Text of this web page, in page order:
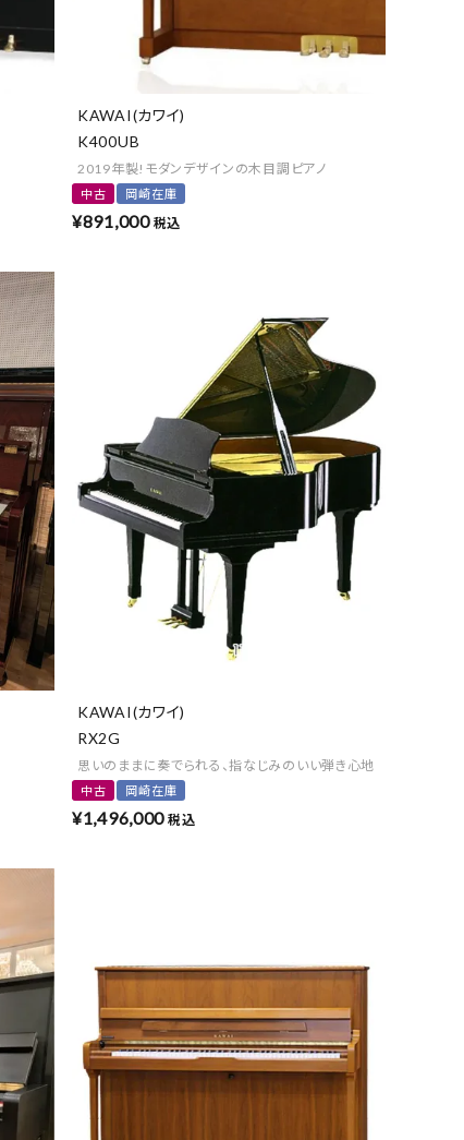
KAWAI(カワイ)
K400UB
2019年製!モダンデザインの木目調ピアノ
中古 岡崎在庫
¥891,000 税込
KAWAI(カワイ)
RX2G
思いのままに奏でられる、指なじみのいい弾き心地
中古 岡崎在庫
¥1,496,000 税込